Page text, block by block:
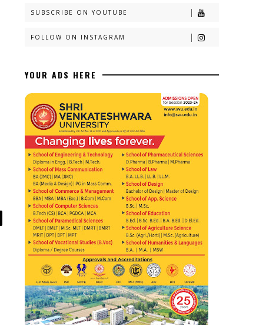
SUBSCRIBE ON YOUTUBE
FOLLOW ON INSTAGRAM
YOUR ADS HERE